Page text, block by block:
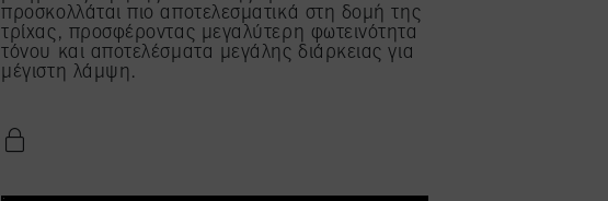
προσκολλάται πιο αποτελεσματικά στη δομή της
τρίχας, προσφέροντας μεγαλύτερη φωτεινότητα
τόνου και αποτελέσματα μεγάλης διάρκειας για
μέγιστη λάμψη.